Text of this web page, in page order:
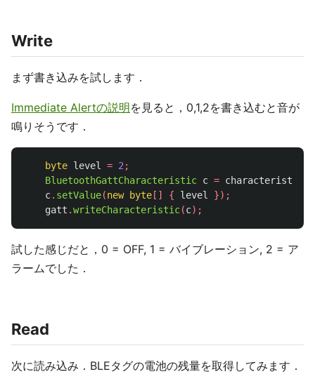
Write
まず書き込みを試します．
Immediate Alertの説明を見ると，0,1,2を書き込むと音が
鳴りそうです．
byte level = 2 ;
BluetoothGattCharacteristic c = characteristic
c. setValue(new byte [] { level
});
gatt .writeCharacteristic(c);
試した感じだと，0 = OFF, 1 = バイブレーション, 2 = ア
ラームでした．
Read
次に読み込み．BLEタグの電池の残量を取得してみます．